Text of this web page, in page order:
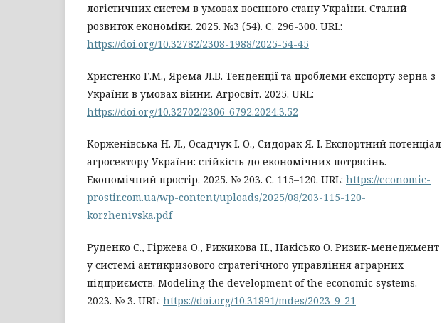
логістичних систем в умовах воєнного стану України. Сталий
розвиток економіки. 2025. №3 (54). С. 296-300. URL:
https://doi.org/10.32782/2308-1988/2025-54-45
Христенко Г.М., Ярема Л.В. Тенденції та проблеми експорту зерна з
України в умовах війни. Агросвіт. 2025. URL:
https://doi.org/10.32702/2306-6792.2024.3.52
Корженівська Н. Л., Осадчук І. О., Сидорак Я. І. Експортний потенціал
агросектору України: стійкість до економічних потрясінь.
Економічний простір. 2025. № 203. С. 115–120. URL: https://economic-
prostir.com.ua/wp-content/uploads/2025/08/203-115-120-
korzhenivska.pdf
Руденко С., Гіржева О., Рижикова Н., Накісько О. Ризик-менеджмент
у системі антикризового стратегічного управління аграрних
підприємств. Modeling the development of the economic systems.
2023. № 3. URL: https://doi.org/10.31891/mdes/2023-9-21